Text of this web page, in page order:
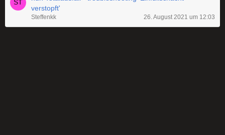
verstopft'
Steffenkk 26. August 2021 um 12:03